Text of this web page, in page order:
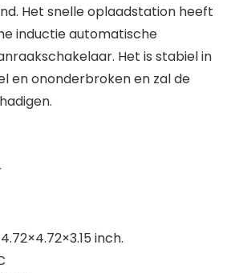
Het snelle oplaadstation heeft
inductie automatische
Het is stabiel in
en ononderbroken en zal de
inch.